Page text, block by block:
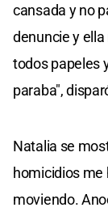
cansada y no
denuncie y
todos papeles
paraba",
Natalia se
homicidios me
moviendo.